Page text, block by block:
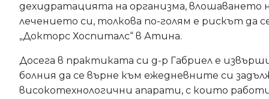
дехидратацията на организма, влошаването
лечението си, толкова по-голям е рискът да
„Докторс Хоспиталс“ в Атина.
Досега в практиката си д-р Габриел е
болния да се върне към ежедневните си
високотехнологични апарати, с които